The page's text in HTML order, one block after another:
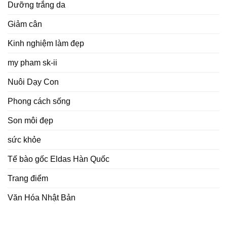
Dưỡng trắng da
Giảm cân
Kinh nghiệm làm đẹp
my pham sk-ii
Nuôi Dạy Con
Phong cách sống
Son môi đẹp
sức khỏe
Tế bào gốc Eldas Hàn Quốc
Trang điểm
Văn Hóa Nhật Bản